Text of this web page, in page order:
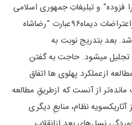
فزوده" و تبلیغاتِ جمهوری اسلامی
نتیجه عکس داده. برای نخستین باردراعتراضات دیماه۹۶عبارت "رضاشاه
بعد بتدریج نوبت به
تجلیل میشود. حاجت به گفتن
ازعملکرد پهلوی ها اتفاق
از آنست که ازطریقِ مطالعه
نظام، منابعِ دیگری